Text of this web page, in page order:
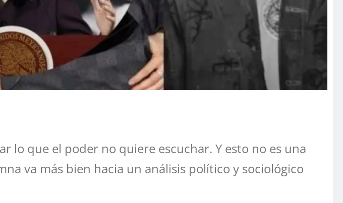
lo que el poder no quiere escuchar. Y esto no es una
va más bien hacia un análisis político y sociológico